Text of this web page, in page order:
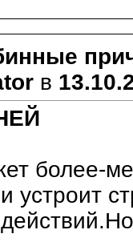
в
более-
устроит